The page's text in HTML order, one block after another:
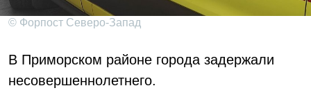
© Форпост Северо-Запад
В Приморском районе города задержали
несовершеннолетнего.